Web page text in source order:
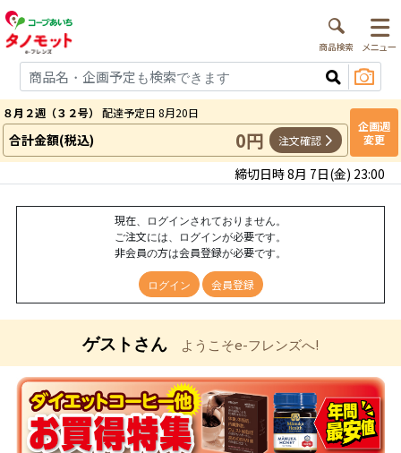
８月２週（３２号） 配達予定日 8月20日
合計金額(税込) 0円 注文確認
企画週
変更
締切日時 8月 7日(金) 23:00
現在、ログインされておりません。
ご注文には、ログインが必要です。
非会員の方は会員登録が必要です。
ログイン 会員登録
ゲストさんようこそe-フレンズへ!